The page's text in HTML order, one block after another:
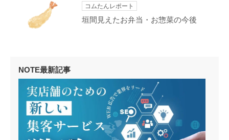
コムたんレポート
垣間見えたお弁当・お惣菜の今後
NOTE最新記事